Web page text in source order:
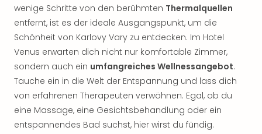
wenige Schritte von den berühmten Thermalquellen
entfernt, ist es der ideale Ausgangspunkt, um die
Schönheit von Karlovy Vary zu entdecken. Im Hotel
Venus erwarten dich nicht nur komfortable Zimmer,
sondern auch ein umfangreiches Wellnessangebot.
Tauche ein in die Welt der Entspannung und lass dich
von erfahrenen Therapeuten verwöhnen. Egal, ob du
eine Massage, eine Gesichtsbehandlung oder ein
entspannendes Bad suchst, hier wirst du fündig.